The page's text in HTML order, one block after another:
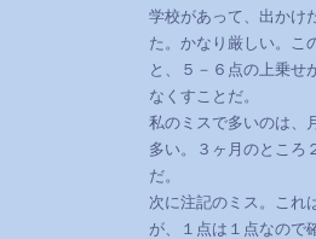
学校があって、出かけ
た。かなり厳しい。こ
と、５－６点の上乗せ
なくすことだ。
私のミスで多いのは、
多い。３ヶ月のところ
だ。
次に注記のミス。これ
が、１点は１点なので